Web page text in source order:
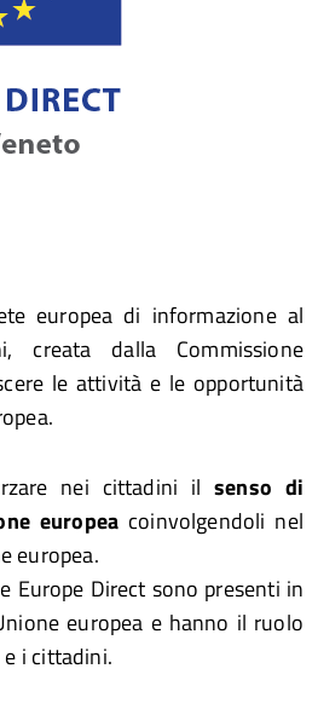
europea di informazione al
creata dalla Commissione
le attività e le opportunità
nei cittadini il senso di
europea coinvolgendoli nel
europea.
Europe Direct sono presenti in
europea e hanno il ruolo
i cittadini.